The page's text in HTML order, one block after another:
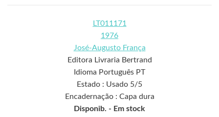
LT011171
1976
José-Augusto França
Editora Livraria Bertrand
Idioma Português PT
Estado : Usado 5/5
Encadernação : Capa dura
Disponib. - Em stock